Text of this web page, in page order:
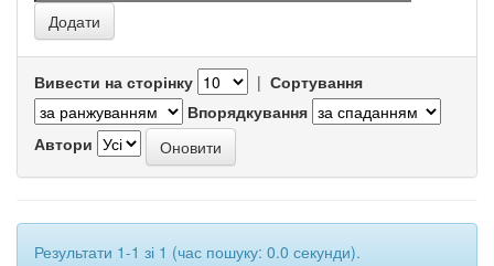
Вивести на сторінку | Сортування
Впорядкування
Автори
Результати 1-1 зі 1 (час пошуку: 0.0 секунди).